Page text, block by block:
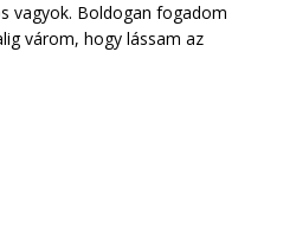
vagyok. Boldogan fogadom
várom, hogy lássam az